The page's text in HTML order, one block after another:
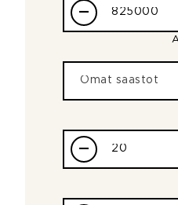
–
–